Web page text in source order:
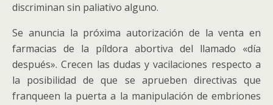
discriminan sin paliativo alguno.
Se anuncia la próxima autorización de la venta en
farmacias de la píldora abortiva del llamado «día
después». Crecen las dudas y vacilaciones respecto a
la posibilidad de que se aprueben directivas que
franqueen la puerta a la manipulación de embriones